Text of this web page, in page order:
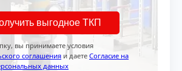
выгодное ТКП
вы принимаете условия
соглашения и даете Согласие на
данных